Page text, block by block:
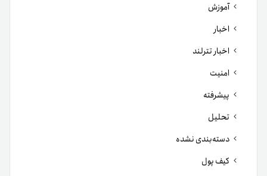
آموزش
اخبار
اخبار تترلند
امنیت
پیشرفته
تحلیل
دسته‌بندی نشده
کیف پول